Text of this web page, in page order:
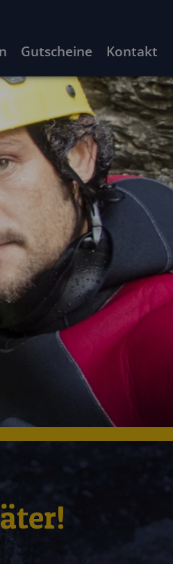
Gutscheine Kontakt
Warenkorb ist leer